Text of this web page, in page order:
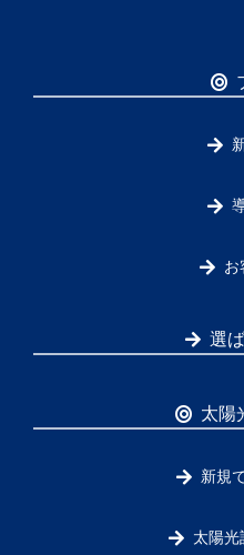
お
選
太陽
新規
太陽光